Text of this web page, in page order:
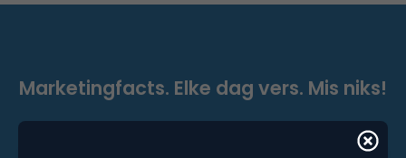
Marketingfacts. Elke dag vers. Mis niks!